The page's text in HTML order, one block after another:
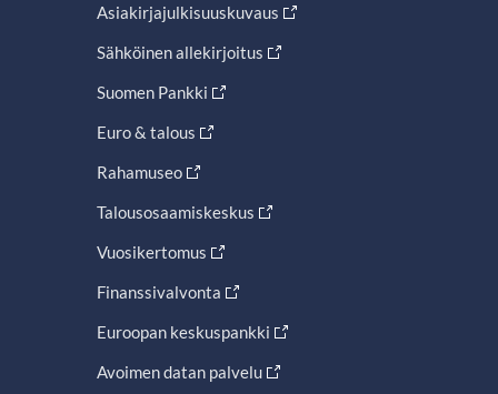
Asiakirjajulkisuuskuvaus
Sähköinen allekirjoitus
Suomen Pankki
Euro & talous
Rahamuseo
Talousosaamiskeskus
Vuosikertomus
Finanssivalvonta
Euroopan keskuspankki
Avoimen datan palvelu